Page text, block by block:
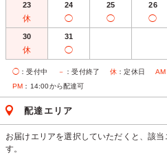
23
休
24
◯
25
◯
26
◯
30
休
31
◯
◯ ：受付中 － ：受付終了 休 ：定休日 AM
PM ：14:00から配達可
配達エリア
お届けエリアを選択していただくと、該
す。